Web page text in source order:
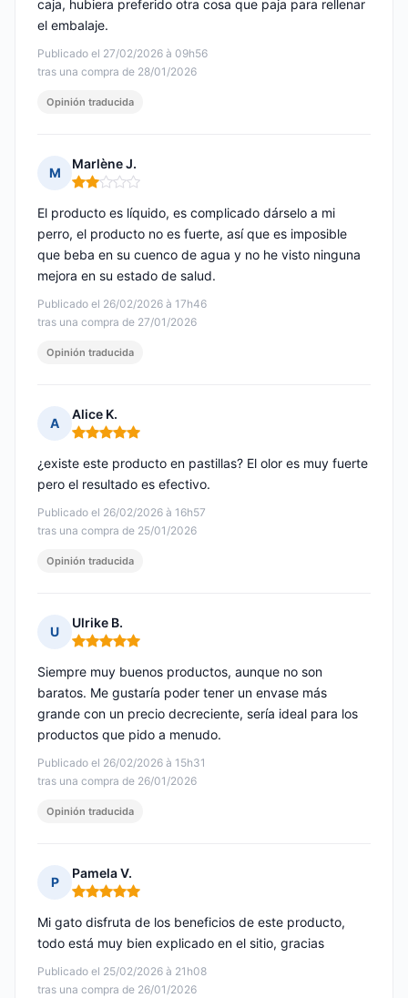
Publicado el 27/02/2026 à 09h56
tras una compra de 28/01/2026
caja, hubiera preferido otra cosa que paja para rellenar
el embalaje.
Opinión traducida
M
Marlène J.
Nota: 2 de 5
Publicado el 26/02/2026 à 17h46
tras una compra de 27/01/2026
El producto es líquido, es complicado dárselo a mi
perro, el producto no es fuerte, así que es imposible
que beba en su cuenco de agua y no he visto ninguna
mejora en su estado de salud.
Opinión traducida
A
Alice K.
Nota: 5 de 5
Publicado el 26/02/2026 à 16h57
tras una compra de 25/01/2026
¿existe este producto en pastillas? El olor es muy fuerte
pero el resultado es efectivo.
Opinión traducida
U
Ulrike B.
Nota: 5 de 5
Publicado el 26/02/2026 à 15h31
tras una compra de 26/01/2026
Siempre muy buenos productos, aunque no son
baratos. Me gustaría poder tener un envase más
grande con un precio decreciente, sería ideal para los
productos que pido a menudo.
Opinión traducida
P
Pamela V.
Nota: 5 de 5
Publicado el 25/02/2026 à 21h08
tras una compra de 26/01/2026
Mi gato disfruta de los beneficios de este producto,
todo está muy bien explicado en el sitio, gracias